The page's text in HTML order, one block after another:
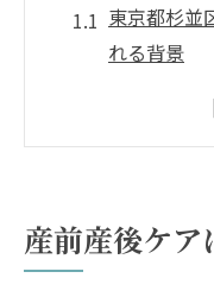
東京都杉並
れる背景
産前産後
整体を選ぶ
産前産後ケ